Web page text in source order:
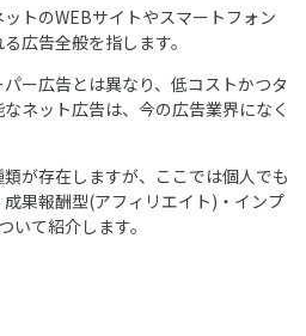
トのWEBサイトやスマートフォン
広告全般を指します。
ー広告とは異なり、低コストかつタ
ネット広告は、今の広告業界になく
が存在しますが、ここでは個人でも
果報酬型(アフィリエイト)・インプ
いて紹介します。